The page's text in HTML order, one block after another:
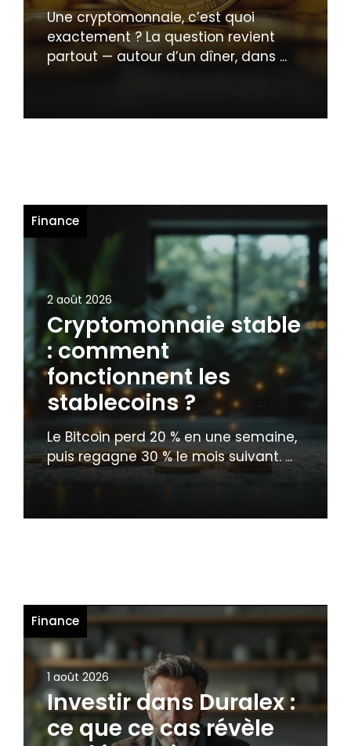
Une cryptomonnaie, c’est quoi
exactement ? La question revient
partout — autour d’un dîner, dans ...
Finance
2 août 2026
Cryptomonnaie stable
: comment
fonctionnent les
stablecoins ?
Le Bitcoin perd 20 % en une semaine,
puis regagne 30 % le mois suivant. ...
Finance
1 août 2026
Investir dans Duralex :
ce que ce cas révèle